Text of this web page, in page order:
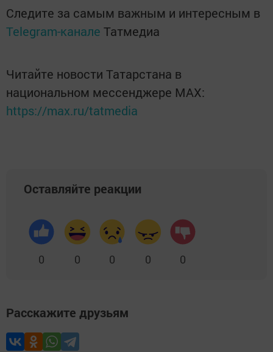
Следите за самым важным и интересным в
Telegram-канале Татмедиа
Читайте новости Татарстана в
национальном мессенджере MАХ:
https://max.ru/tatmedia
Оставляйте реакции
0 0 0 0 0
Расскажите друзьям